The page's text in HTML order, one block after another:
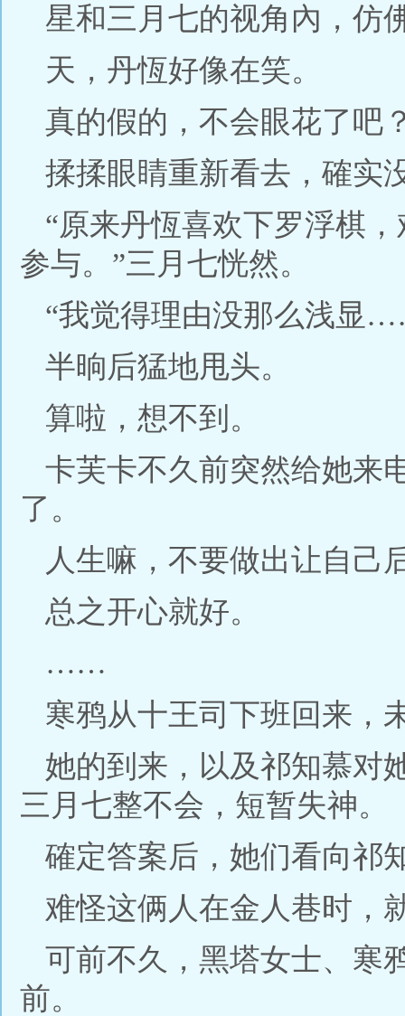
星和三月七的视角內，仿
天，丹恆好像在笑。
真的假的，不会眼花了吧
揉揉眼睛重新看去，確实
“原来丹恆喜欢下罗浮棋
参与。”三月七恍然。
“我觉得理由没那么浅显
半晌后猛地甩头。
算啦，想不到。
卡芙卡不久前突然给她来
了。
人生嘛，不要做出让自己
总之开心就好。
……
寒鸦从十王司下班回来，
她的到来，以及祁知慕对
三月七整不会，短暂失神。
確定答案后，她们看向祁
难怪这俩人在金人巷时
可前不久，黑塔女士、寒
前。